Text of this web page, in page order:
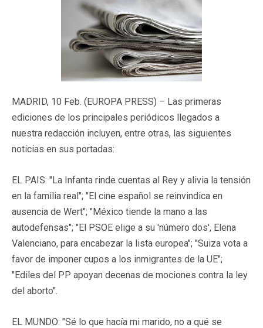
MADRID, 10 Feb. (EUROPA PRESS) – Las primeras
ediciones de los principales periódicos llegados a
nuestra redacción incluyen, entre otras, las siguientes
noticias en sus portadas:
EL PAIS: "La Infanta rinde cuentas al Rey y alivia la tensión
en la familia real"; "El cine español se reinvindica en
ausencia de Wert"; "México tiende la mano a las
autodefensas"; "El PSOE elige a su 'número dos', Elena
Valenciano, para encabezar la lista europea"; "Suiza vota a
favor de imponer cupos a los inmigrantes de la UE";
"Ediles del PP apoyan decenas de mociones contra la ley
del aborto".
EL MUNDO: "Sé lo que hacía mi marido, no a qué se